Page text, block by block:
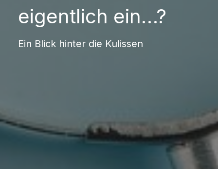
eigentlich ein…?
Ein Blick hinter die Kulissen